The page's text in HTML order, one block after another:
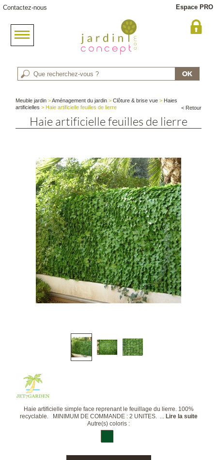
Contactez-nous Espace PRO
Meuble jardin >Aménagement du jardin >Clôture & brise vue > Haies
artificielles > Haie artificielle feuilles de lierre < Retour
Haie artificielle feuilles de lierre
Haie artificielle simple face reprenant le feuillage du lierre. 100%
recyclable. MINIMUM DE COMMANDE : 2 UNITES. ... Lire la suite
Autre(s) coloris :